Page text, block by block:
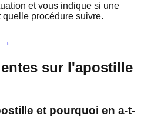
et vous indique si une
procédure suivre.
→
sur l'apostille
et pourquoi en a-t-